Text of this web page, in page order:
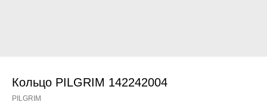
Кольцо PILGRIM 142242004
PILGRIM